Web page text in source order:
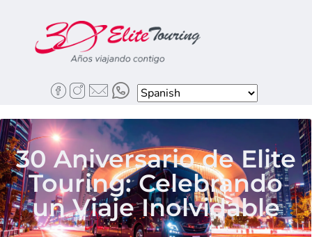
30 Aniversario de Elite
Touring: Celebrando
un Viaje Inolvidable